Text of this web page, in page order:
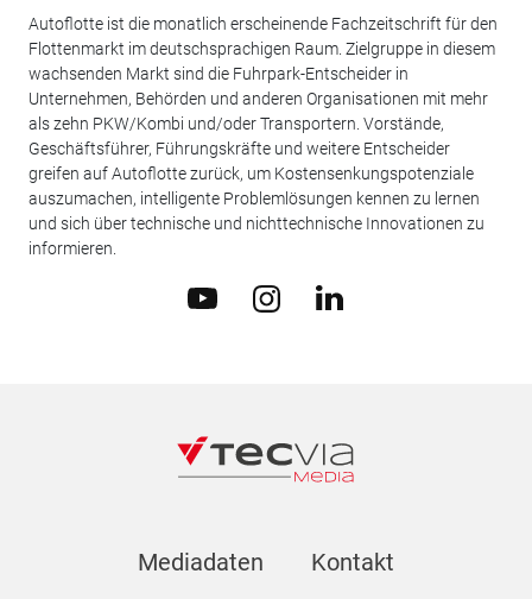
Autoflotte ist die monatlich erscheinende Fachzeitschrift für den
Flottenmarkt im deutschsprachigen Raum. Zielgruppe in diesem
wachsenden Markt sind die Fuhrpark-Entscheider in
Unternehmen, Behörden und anderen Organisationen mit mehr
als zehn PKW/Kombi und/oder Transportern. Vorstände,
Geschäftsführer, Führungskräfte und weitere Entscheider
greifen auf Autoflotte zurück, um Kostensenkungspotenziale
auszumachen, intelligente Problemlösungen kennen zu lernen
und sich über technische und nichttechnische Innovationen zu
informieren.
Mediadaten Kontakt